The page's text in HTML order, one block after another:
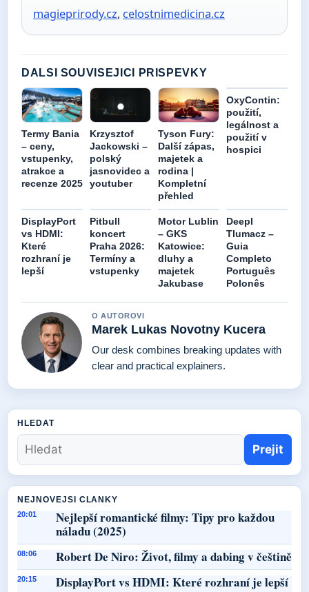
magieprirody.cz, celostnimedicina.cz
DALSI SOUVISEJICI PRISPEVKY
Termy Bania
– ceny,
vstupenky,
atrakce a
recenze 2025
Krzysztof
Jackowski –
polský
jasnovidec a
youtuber
Tyson Fury:
Další zápas,
majetek a
rodina |
Kompletní
přehled
OxyContin:
použití,
legálnost a
použití v
hospici
DisplayPort
vs HDMI:
Které
rozhraní je
lepší
Pitbull
koncert
Praha 2026:
Termíny a
vstupenky
Motor Lublin
– GKS
Katowice:
dluhy a
majetek
Jakubase
Deepl
Tlumacz –
Guia
Completo
Português
Polonês
O AUTOROVI
Marek Lukas Novotny Kucera
Our desk combines breaking updates with
clear and practical explainers.
HLEDAT
Prejit
NEJNOVEJSI CLANKY
20:01
Nejlepší romantické filmy: Tipy pro každou
náladu (2025)
08:06 Robert De Niro: Život, filmy a dabing v češtině
20:15 DisplayPort vs HDMI: Které rozhraní je lepší